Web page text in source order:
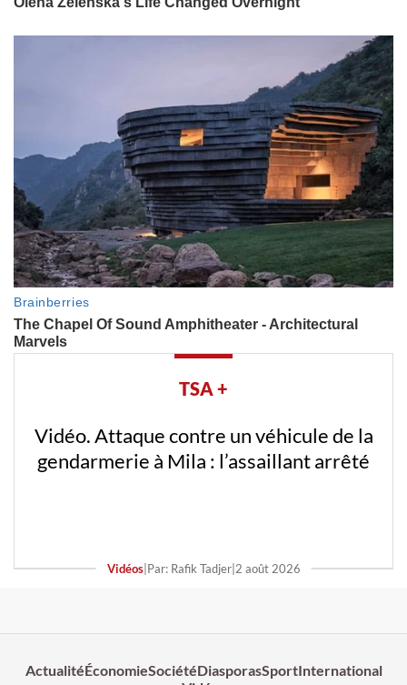
TSA +
Vidéo. Attaque contre un véhicule de la
gendarmerie à Mila : l’assaillant arrêté
Vidéos| Par: Rafik Tadjer| 2 août 2026
ActualitéÉconomieSociétéDiasporasSportInternational